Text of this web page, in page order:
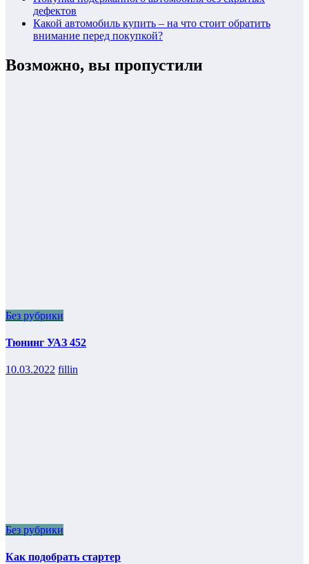
дефектов
Какой автомобиль купить – на что стоит обратить
внимание перед покупкой?
Возможно, вы пропустили
Без рубрики
Тюнинг УАЗ 452
10.03.2022 fillin
Без рубрики
Как подобрать стартер